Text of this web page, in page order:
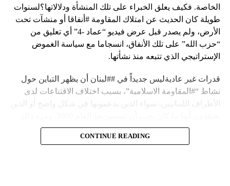
الخاصة. فكيف يعلق الخبراء على تلك المنشأة ودلالاتها؟لسنوات
طويلة كان الحديث عن امتلاك المقاومة #أنفاقا أو منشآت تحت
الأرض، ولم يصدر قبل عرض فيديو “عماد -4” أي تعليق من
“حزب الله” على تلك الأنفاق، انسجاما مع سياسة الغموض
الإستراتيجي الذي تتبعه منذ نشأتها.
قدرات غير عاديةليس جديداً في ##لبنان أن يظهر التباين حول
نشاط “#المقاومة الاسلامية”، بسبب اختلاف الاقتناعات لدى
الأطراف اللبنانيين، سواء الذين يدعمونها في شكل واضح أو الذين
إلى أن المقاومة ضد الاحتلال الإسرائيلي لم تكن يوماً محط
إجماع داخلي، وإن كانت القوى اللبنانية المؤمنة بالصراع ضد
CONTINUE READING